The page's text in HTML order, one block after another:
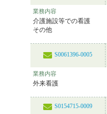
業務内容
介護施設等での看護
その他
S0061396-0005
業務内容
外来看護
S0154715-0009